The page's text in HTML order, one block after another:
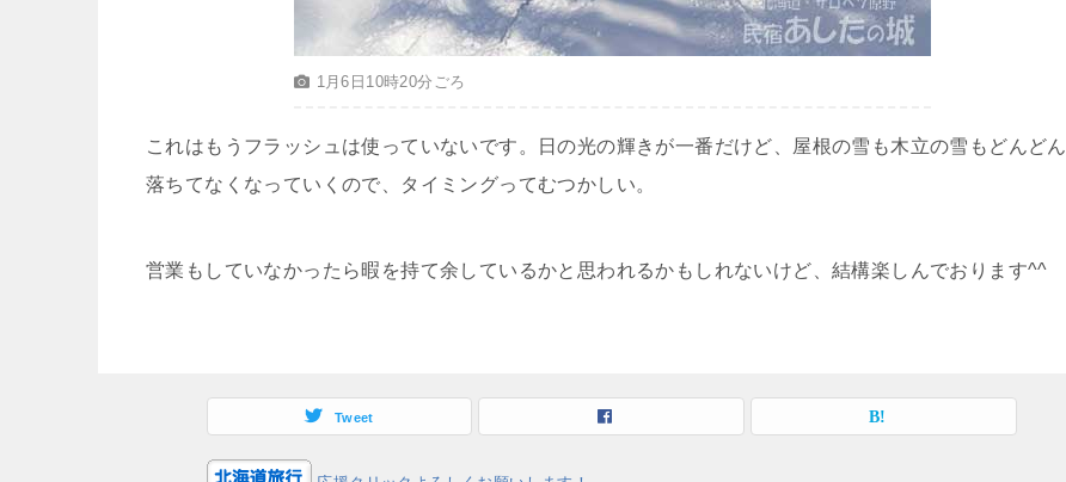
1月6日10時20分ごろ
これはもうフラッシュは使っていないです。日の光の輝きが一番だけど、屋根の雪も木立の雪もどんどん
落ちてなくなっていくので、タイミングってむつかしい。
営業もしていなかったら暇を持て余しているかと思われるかもしれないけど、結構楽しんでおります^^
Tweet